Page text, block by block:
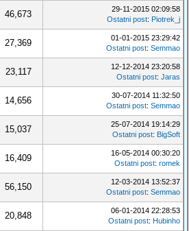
46,673
29-11-2015 02:09:58
Ostatni post: Piotrek_j
27,369
01-01-2015 23:29:42
Ostatni post:Semmao
23,117
12-12-2014 23:20:58
Ostatni post:Jaras
14,656
30-07-2014 11:32:50
Ostatni post:Semmao
15,037
25-07-2014 19:14:29
Ostatni post: BigSoft
16,409
16-05-2014 00:30:20
Ostatni post:romek
56,150
12-03-2014 13:52:37
Ostatni post:Semmao
20,848
06-01-2014 22:28:53
Ostatni post: Hubinho